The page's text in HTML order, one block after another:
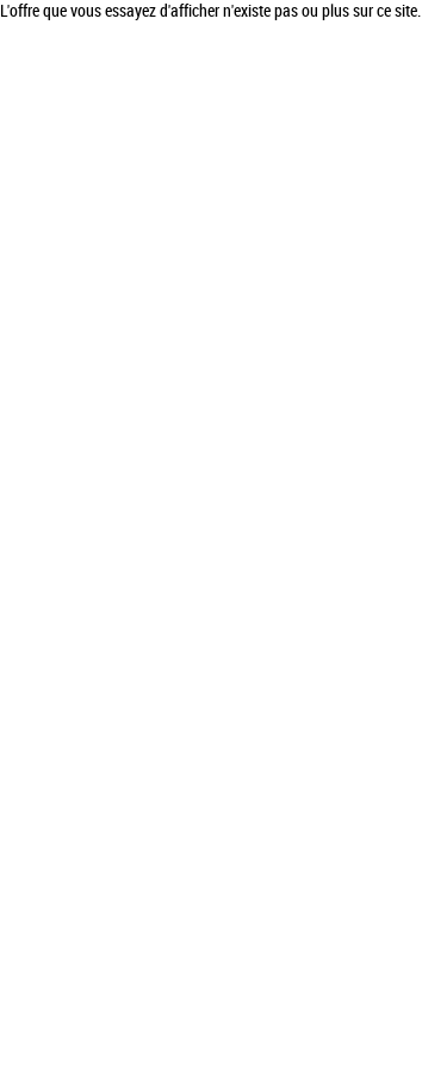
L'offre que vous essayez d'afficher n'existe pas ou plus sur ce site.